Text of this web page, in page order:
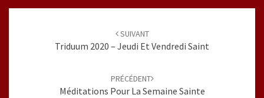
SUIVANT
Triduum 2020 – Jeudi Et Vendredi Saint
PRÉCÉDENT
Méditations Pour La Semaine Sainte